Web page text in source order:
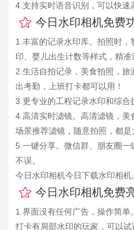
4.支持实时语音识别，可以快速
今日水印相机免费
1.丰富的记录水印库。拍照时
印、婴儿出生计数等样式，精准
2.生活自拍记录，美食拍照，
出考勤，上班打卡都可以用！
3.更专业的工程记录水印和综合
4.高清实时滤镜。高清滤镜，
场景推荐滤镜，随意拍照，都是
5.一键分享。微信群、朋友圈
不误。
今日水印相机今日下载水印相机
今日水印相机免费
1.界面没有任何广告，操作简
打卡有局部水印的玩家，可以试